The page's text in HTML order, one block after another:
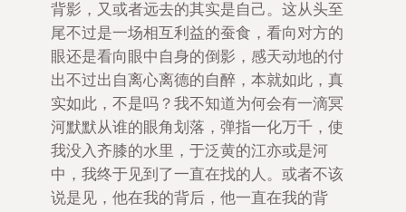
背影，又或者远去的其实是自己。这从头至
尾不过是一场相互利益的蚕食，看向对方的
眼还是看向眼中自身的倒影，感天动地的付
出不过出自离心离德的自醉，本就如此，真
实如此，不是吗？我不知道为何会有一滴冥
河默默从谁的眼角划落，弹指一化万千，使
我没入齐膝的水里，于泛黄的江亦或是河
中，我终于见到了一直在找的人。或者不该
说是见，他在我的背后，他一直在我的背